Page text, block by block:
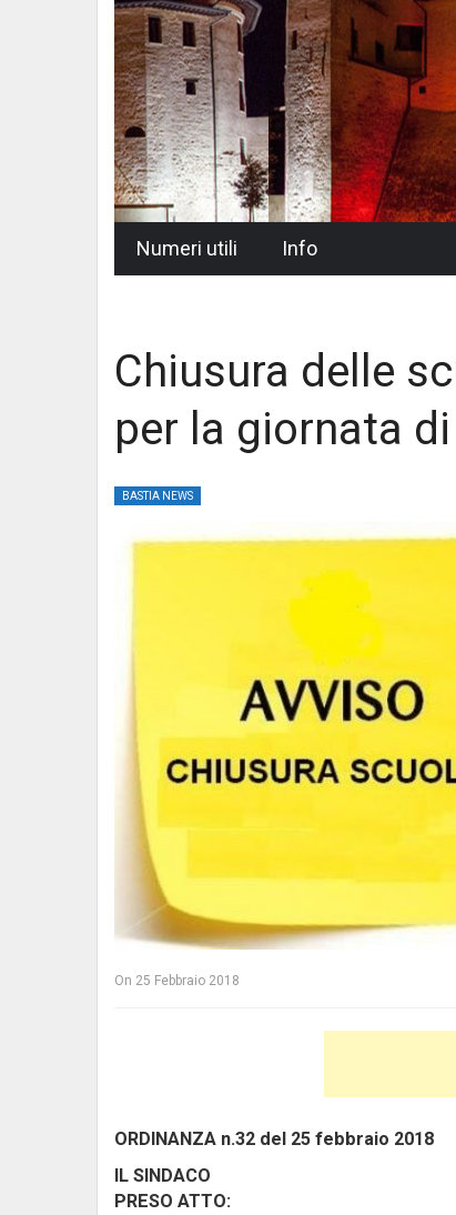
Numeri utili Info
Chiusura delle
per la giornata
BASTIA NEWS
On 25 Febbraio 2018
ORDINANZA n.32 del 25 febbraio 2018
IL SINDACO
PRESO ATTO: